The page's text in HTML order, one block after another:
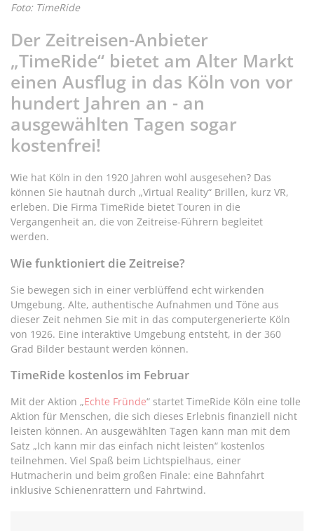
Foto: TimeRide
Der Zeitreisen-Anbieter
„TimeRide“ bietet am Alter Markt
einen Ausflug in das Köln von vor
hundert Jahren an - an
ausgewählten Tagen sogar
kostenfrei!
Wie hat Köln in den 1920 Jahren wohl ausgesehen? Das
können Sie hautnah durch „Virtual Reality“ Brillen, kurz VR,
erleben. Die Firma TimeRide bietet Touren in die
Vergangenheit an, die von Zeitreise-Führern begleitet
werden.
Wie funktioniert die Zeitreise?
Sie bewegen sich in einer verblüffend echt wirkenden
Umgebung. Alte, authentische Aufnahmen und Töne aus
dieser Zeit nehmen Sie mit in das computergenerierte Köln
von 1926. Eine interaktive Umgebung entsteht, in der 360
Grad Bilder bestaunt werden können.
TimeRide kostenlos im Februar
Mit der Aktion „Echte Fründe“ startet TimeRide Köln eine tolle
Aktion für Menschen, die sich dieses Erlebnis finanziell nicht
leisten können. An ausgewählten Tagen kann man mit dem
Satz „Ich kann mir das einfach nicht leisten“ kostenlos
teilnehmen. Viel Spaß beim Lichtspielhaus, einer
Hutmacherin und beim großen Finale: eine Bahnfahrt
inklusive Schienenrattern und Fahrtwind.